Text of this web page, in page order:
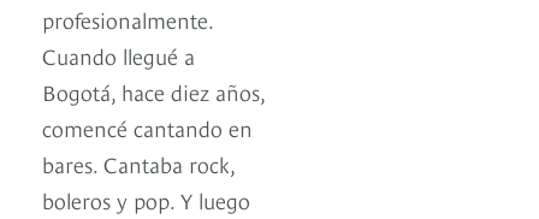
profesionalmente.
Cuando llegué a
Bogotá, hace diez años,
comencé cantando en
bares. Cantaba rock,
boleros y pop. Y luego